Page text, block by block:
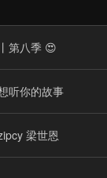
第八季 😍
听你的故事
梁世恩